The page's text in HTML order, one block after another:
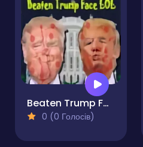
Beaten Trump Face LOL
0 (0 Голосів)